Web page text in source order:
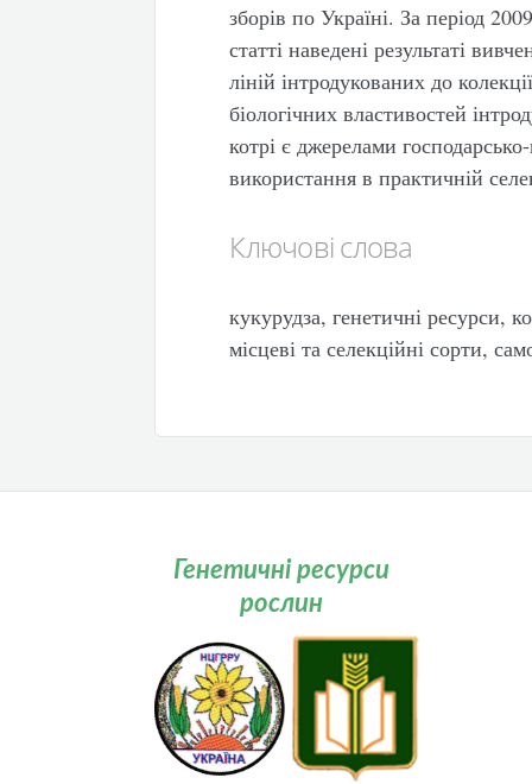
зборів по Україні. За період
статті наведені результаті
ліній інтродукованих до
біологічних властивостей
котрі є джерелами
використання в практичній
Ключові слова
кукурудза, генетичні ресурси,
місцеві та селекційні сорти,
Генетичні ресурси
рослин